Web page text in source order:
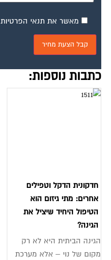
מאשר את תנאי הפרטיות
כתבות נוספות:
חדקונית הדקל וטפילים
אחרים: מתי גיזום הוא
הטיפול היחיד שיציל את
הגינה?
הגינה הביתית היא לא רק
מקום של נוי – אלא מערכת